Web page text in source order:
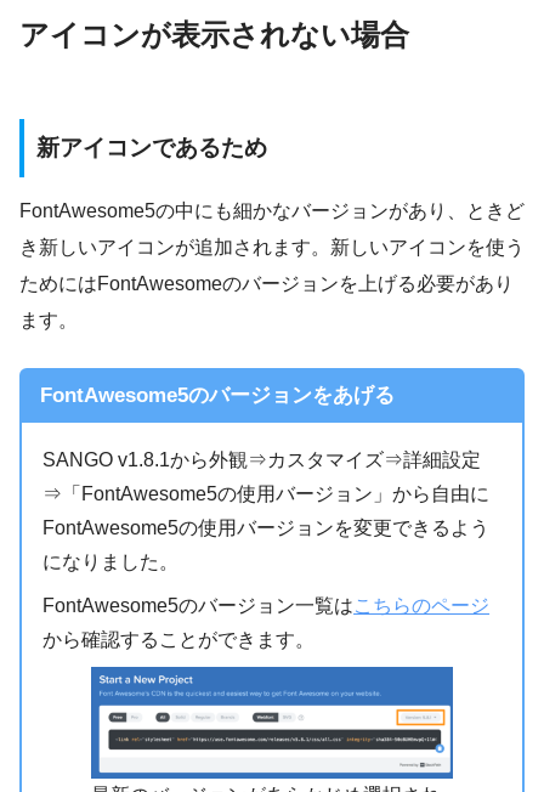
アイコンが表示されない場合
新アイコンであるため
FontAwesome5の中にも細かなバージョンがあり、ときど
き新しいアイコンが追加されます。新しいアイコンを使う
ためにはFontAwesomeのバージョンを上げる必要があり
ます。
FontAwesome5のバージョンをあげる
SANGO v1.8.1から外観⇒カスタマイズ⇒詳細設定
⇒「FontAwesome5の使用バージョン」から自由に
FontAwesome5の使用バージョンを変更できるよう
になりました。
FontAwesome5のバージョン一覧はこちらのページ
から確認することができます。